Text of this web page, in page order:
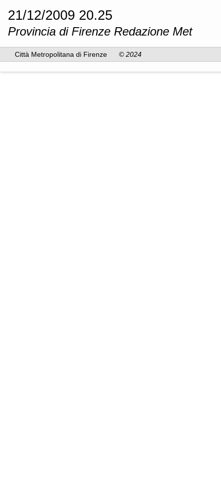
21/12/2009 20.25
Provincia di Firenze Redazione Met
Città Metropolitana di Firenze © 2024